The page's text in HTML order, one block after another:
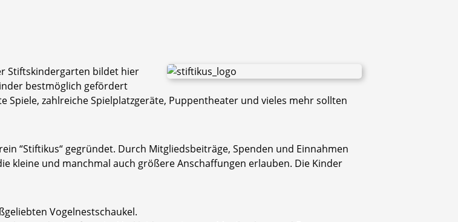
Stiftskindergarten bildet hier
bestmöglich gefördert
zahlreiche Spielplatzgeräte, Puppentheater und vieles mehr sollten
“Stiftikus“ gegründet. Durch Mitgliedsbeiträge, Spenden und Einnahmen
kleine und manchmal auch größere Anschaffungen erlauben. Die Kinder
Vogelnestschaukel.